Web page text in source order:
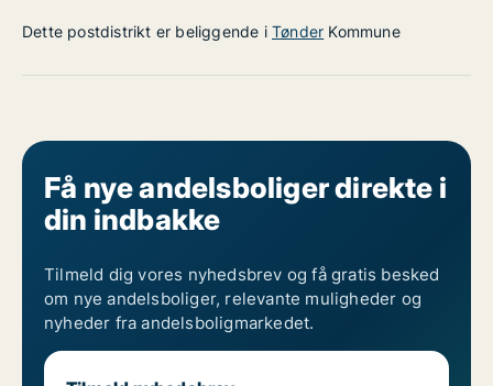
Dette postdistrikt er beliggende i Tønder Kommune
Få nye andelsboliger direkte i
din indbakke
Tilmeld dig vores nyhedsbrev og få gratis besked
om nye andelsboliger, relevante muligheder og
nyheder fra andelsboligmarkedet.